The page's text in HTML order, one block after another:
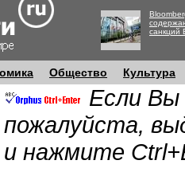
санкций
Общество Культура
Если Вы
пожалуйста,
и нажмите